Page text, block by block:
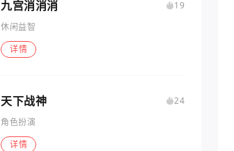
九宫消消消
19
休闲益智
详情
天下战神
24
角色扮演
详情